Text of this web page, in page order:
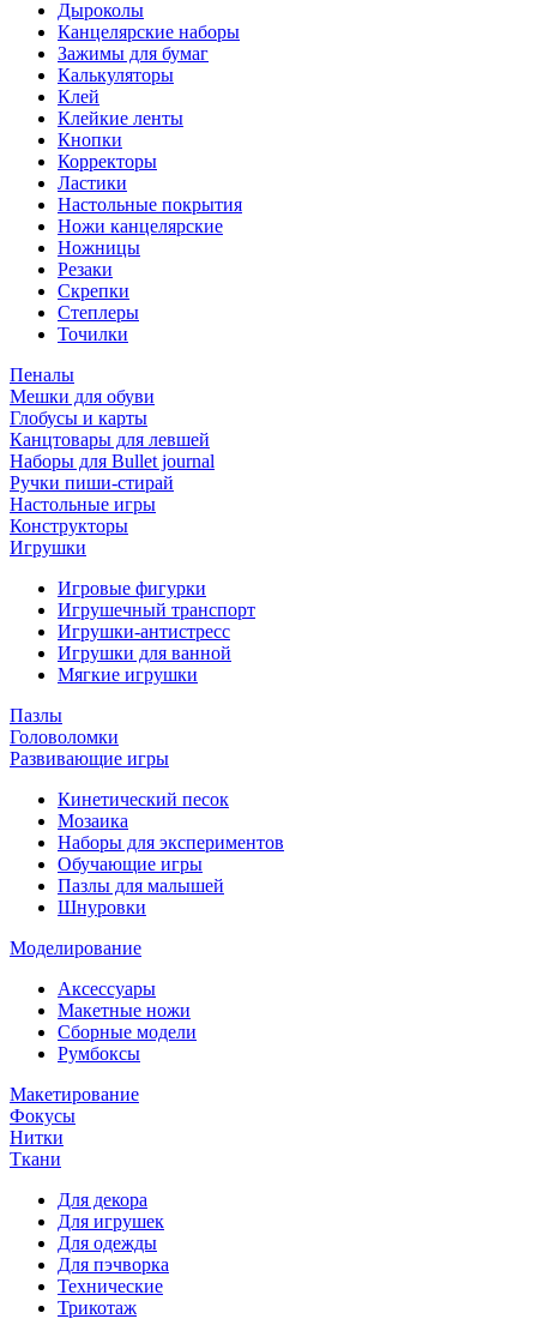
Дыроколы
Канцелярские наборы
Зажимы для бумаг
Калькуляторы
Клей
Клейкие ленты
Кнопки
Корректоры
Ластики
Настольные покрытия
Ножи канцелярские
Ножницы
Резаки
Скрепки
Степлеры
Точилки
Пеналы
Мешки для обуви
Глобусы и карты
Канцтовары для левшей
Наборы для Bullet journal
Ручки пиши-стирай
Настольные игры
Конструкторы
Игрушки
Игровые фигурки
Игрушечный транспорт
Игрушки-антистресс
Игрушки для ванной
Мягкие игрушки
Пазлы
Головоломки
Развивающие игры
Кинетический песок
Мозаика
Наборы для экспериментов
Обучающие игры
Пазлы для малышей
Шнуровки
Моделирование
Аксессуары
Макетные ножи
Сборные модели
Румбоксы
Макетирование
Фокусы
Нитки
Ткани
Для декора
Для игрушек
Для одежды
Для пэчворка
Технические
Трикотаж